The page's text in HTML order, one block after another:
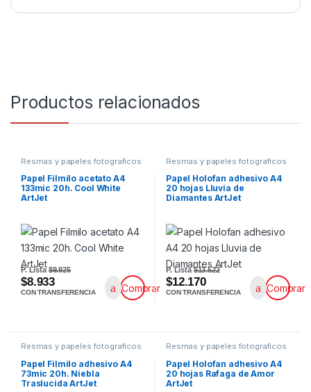
Productos relacionados
Resmas y papeles fotograficos
Papel Filmilo acetato A4
133mic 20h. Cool White
ArtJet
P. Lista$9.925
$8.933
CON TRANSFERENCIA Comprar
Resmas y papeles fotograficos
Papel Holofan adhesivo A4
20 hojas Lluvia de
Diamantes ArtJet
P. Lista$13.522
$12.170
CON TRANSFERENCIA Comprar
Resmas y papeles fotograficos
Papel Filmilo adhesivo A4
73mic 20h. Niebla
Traslucida ArtJet
Resmas y papeles fotograficos
Papel Holofan adhesivo A4
20 hojas Rafaga de Amor
ArtJet